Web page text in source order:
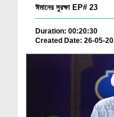
ঈমানের সুরক্ষা EP# 23
Duration: 00:20:30
Created Date: 26-05-